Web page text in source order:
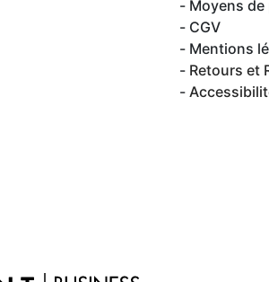
Moyens
CGV
Mentions
Retours et